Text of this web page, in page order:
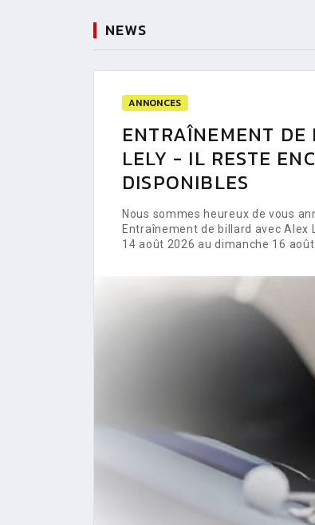
NEWS
ANNONCES
ENTRAÎNEMENT
LELY - IL RESTE
DISPONIBLES
Nous sommes heureux de vous
Entraînement de billard avec
14 août 2026 au dimanche 16 août